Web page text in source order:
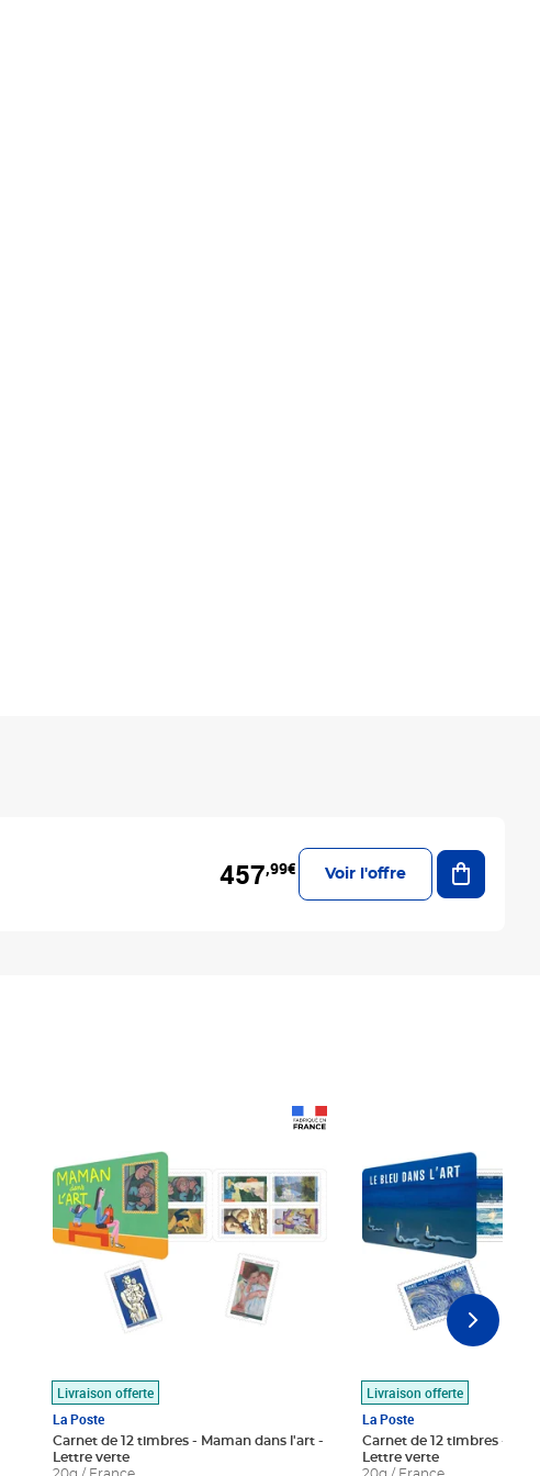
457,99€ Voir l'offre
Ajouter
Livraison offerte
La Poste
Carnet de 12 timbres - Maman dans l'art -
Lettre verte
Livraison offerte
La Poste
Carnet de 12 timbres - Le
Lettre verte